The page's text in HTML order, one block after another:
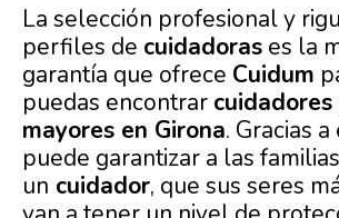
La selección profesional y
perfiles de cuidadoras es la
garantía que ofrece Cuidum
puedas encontrar cuidadores
mayores en Girona. Gracias
puede garantizar a las
un cuidador, que sus seres